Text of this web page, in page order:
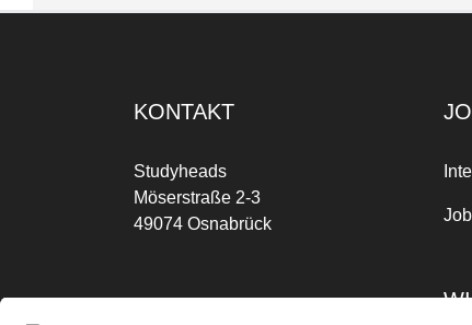
KONTAKT
Studyheads
Möserstraße 2-3
49074 Osnabrück